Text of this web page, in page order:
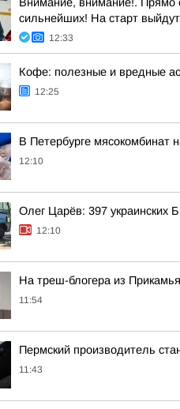
сильнейших! На старт
12:33
Кофе: полезные и вредные
12:25
В Петербурге мясокомбинат
12:10
Олег Царёв: 397
12:10
На треш-блогера из
11:54
Пермский производитель
11:43